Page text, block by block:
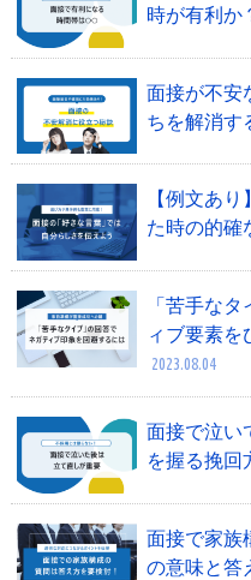
時が有利か
面接が不安
ちを解消す
【例文あ
た時の的確
「苦手な
ィブ要素を
2023.08.04
面接で泣い
を握る挽回
面接で家族
の意味と答